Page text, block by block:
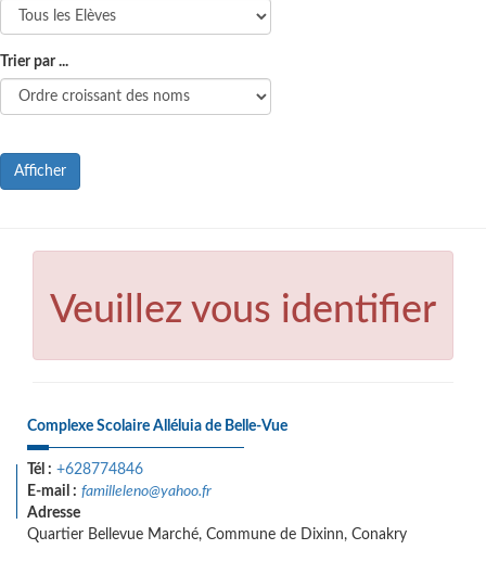
Trier par ...
Afficher
Veuillez vous identifier
Complexe Scolaire Alléluia de Belle-Vue
Tél : +628774846
E-mail : familleleno@yahoo.fr
Adresse
Quartier Bellevue Marché, Commune de Dixinn, Conakry